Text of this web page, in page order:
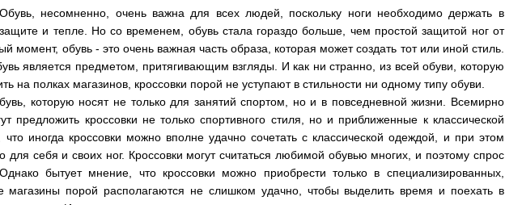
Обувь, несомненно, очень важна для всех людей, поскольку ноги необходимо держать в
защите и тепле. Но со временем, обувь стала гораздо больше, чем простой защитой ног от
момент, обувь - это очень важная часть образа, которая может создать тот или иной стиль.
является предметом, притягивающим взгляды. И как ни странно, из всей обуви, которую
на полках магазинов, кроссовки порой не уступают в стильности ни одному типу обуви.
которую носят не только для занятий спортом, но и в повседневной жизни. Всемирно
предложить кроссовки не только спортивного стиля, но и приближенные к классической
иногда кроссовки можно вполне удачно сочетать с классической одеждой, и при этом
для себя и своих ног. Кроссовки могут считаться любимой обувью многих, и поэтому спрос
бытует мнение, что кроссовки можно приобрести только в специализированных,
порой располагаются не слишком удачно, чтобы выделить время и поехать в